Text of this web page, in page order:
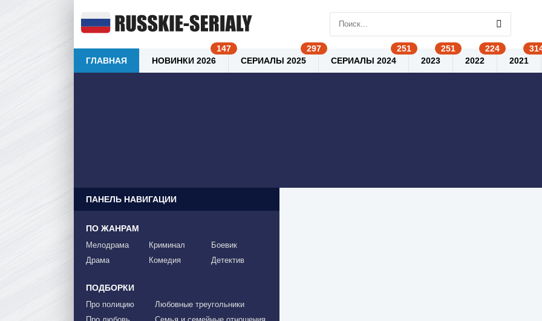
ПАНЕЛЬ НАВИГАЦИИ
ПО ЖАНРАМ
Мелодрама
Драма
Криминал
Комедия
Боевик
Детектив
ПОДБОРКИ
Про полицию
Любовные треугольники
ГЛАВНАЯ НОВИНКИ 2026 СЕРИАЛЫ 2025 СЕРИАЛЫ 2024 2023 2022 2021